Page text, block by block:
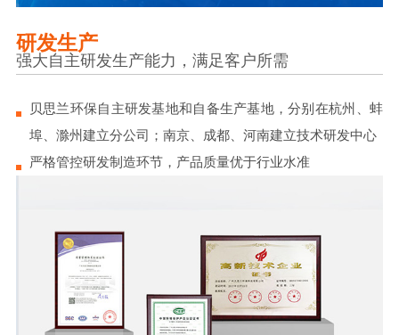
研发生产
强大自主研发生产能力，满足客户所需
贝思兰环保自主研发基地和自备生产基地，分别在杭州、蚌
埠、滁州建立分公司；南京、成都、河南建立技术研发中心
严格管控研发制造环节，产品质量优于行业水准